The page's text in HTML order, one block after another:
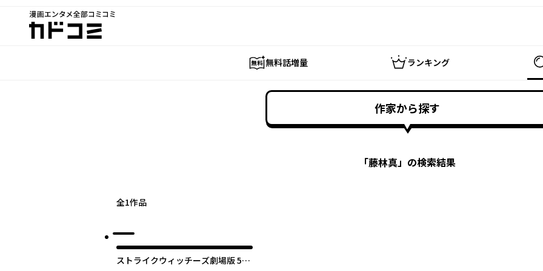
漫画エンタメ全部コミコミ
カドコミ
無料話増量 ランキング
作家から探す
「藤林真」の検索結果
全1作品
ストライクウィッチーズ劇場版 501